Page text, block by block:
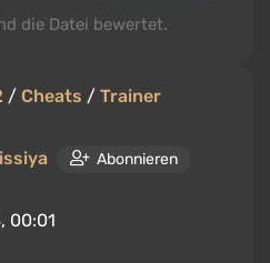
/ Cheats / Trainer
Abonnieren
00:01
die Datei bewertet.